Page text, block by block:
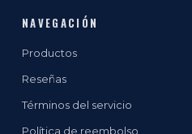
NAVEGACIÓN
Productos
Reseñas
Términos del servicio
Política de reembolso